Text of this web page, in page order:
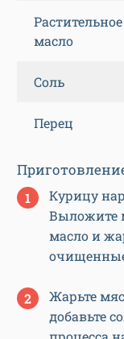
Растительное
масло
Соль
Перец
Курицу
Выложите
масло и
Жарьте
добавьте